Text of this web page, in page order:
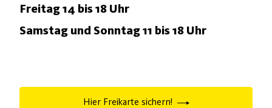
Freitag 14 bis 18 Uhr
Samstag und Sonntag 11 bis 18 Uhr
Hier Freikarte sichern!